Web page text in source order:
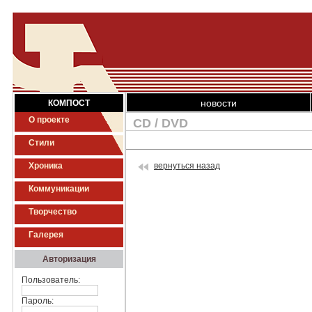
КОМПОСТ
О проекте
Стили
Хроника
Коммуникации
Творчество
Галерея
Авторизация
Пользователь:
Пароль:
новости
CD / DVD
вернуться назад